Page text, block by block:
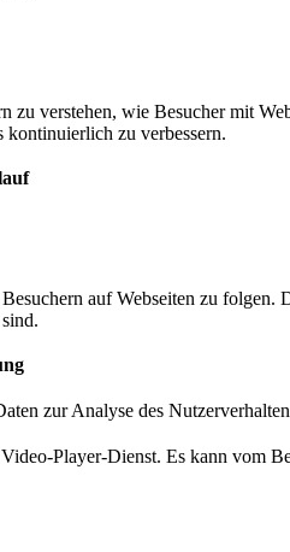
zu verstehen, wie Besucher mit
zu verbessern.
auf Webseiten zu
zur Analyse des
Player-Dienst. Es kann vom